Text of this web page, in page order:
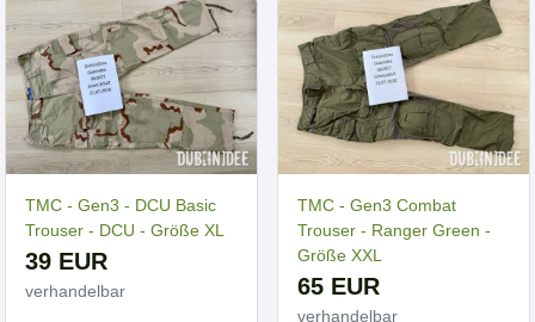
TMC - Gen3 - DCU Basic
Trouser - DCU - Größe XL
39 EUR
verhandelbar
TMC - Gen3 Combat
Trouser - Ranger Green -
Größe XXL
65 EUR
verhandelbar